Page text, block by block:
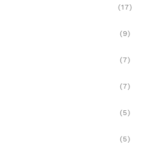
(17)
(9)
(7)
(7)
(5)
(5)